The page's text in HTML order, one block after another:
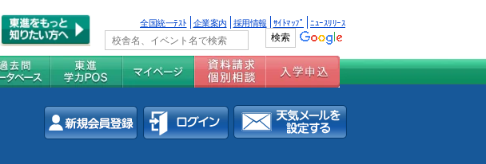
全国統一ﾃｽﾄ 企業案内 採用情報 ｻｲﾄﾏｯﾌﾟ ﾆｭｰｽﾘﾘｰｽ